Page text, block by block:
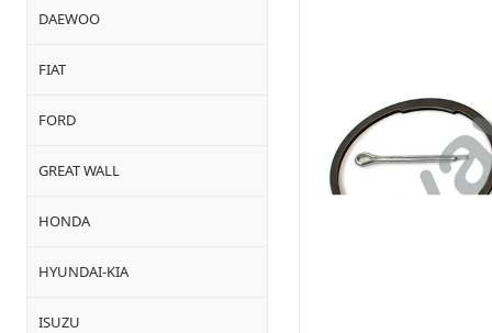
DAEWOO
FIAT
FORD
GREAT WALL
HONDA
HYUNDAI-KIA
ISUZU